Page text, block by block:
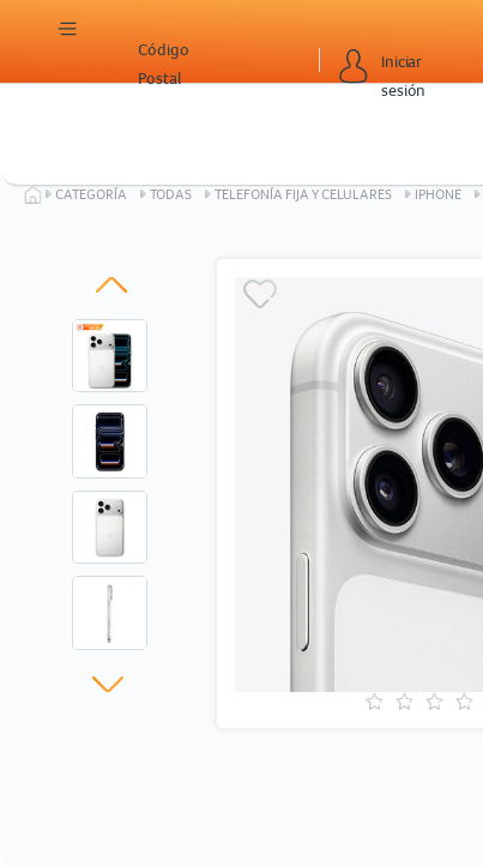
Iniciar
sesión
Código
Postal
CATEGORÍA TODAS TELEFONÍA FIJA Y CELULARES IPHONE